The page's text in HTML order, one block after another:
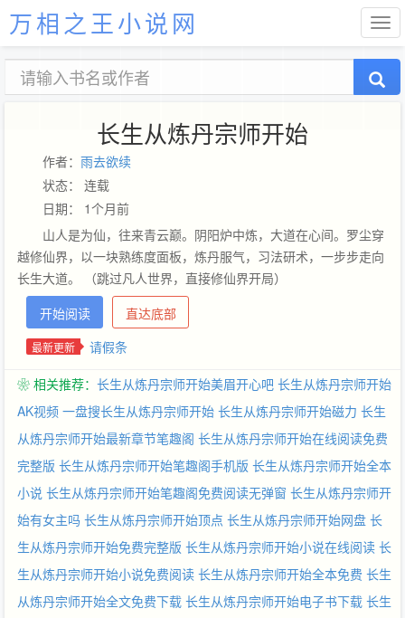
万相之王小说网
长生从炼丹宗师开始
作者： 雨去欲续
状态： 连载
日期： 1个月前
山人是为仙，往来青云巅。阴阳炉中炼，大道在心间。罗尘穿
越修仙界，以一块熟练度面板，炼丹服气，习法研术，一步步走向
长生大道。 （跳过凡人世界，直接修仙界开局）
开始阅读
直达底部
最新更新 请假条
❀ 相关推荐： 长生从炼丹宗师开始美眉开心吧 长生从炼丹宗师开始
AK视频 一盘搜长生从炼丹宗师开始 长生从炼丹宗师开始磁力 长生
从炼丹宗师开始最新章节笔趣阁 长生从炼丹宗师开始在线阅读免费
完整版 长生从炼丹宗师开始笔趣阁手机版 长生从炼丹宗师开始全本
小说 长生从炼丹宗师开始笔趣阁免费阅读无弹窗 长生从炼丹宗师开
始有女主吗 长生从炼丹宗师开始顶点 长生从炼丹宗师开始网盘 长
生从炼丹宗师开始免费完整版 长生从炼丹宗师开始小说在线阅读 长
生从炼丹宗师开始小说免费阅读 长生从炼丹宗师开始全本免费 长生
从炼丹宗师开始全文免费下载 长生从炼丹宗师开始电子书下载 长生